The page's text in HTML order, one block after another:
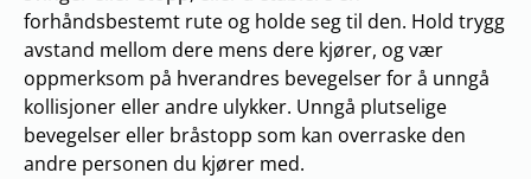
forhåndsbestemt rute og holde seg til den. Hold trygg
avstand mellom dere mens dere kjører, og vær
oppmerksom på hverandres bevegelser for å unngå
kollisjoner eller andre ulykker. Unngå plutselige
bevegelser eller bråstopp som kan overraske den
andre personen du kjører med.